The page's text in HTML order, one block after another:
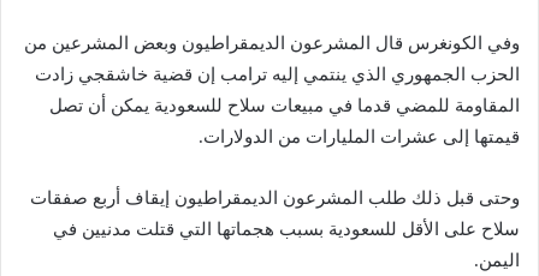
وفي الكونغرس قال المشرعون الديمقراطيون وبعض المشرعين من
الحزب الجمهوري الذي ينتمي إليه ترامب إن قضية خاشقجي زادت
المقاومة للمضي قدما في مبيعات سلاح للسعودية يمكن أن تصل
قيمتها إلى عشرات المليارات من الدولارات.
وحتى قبل ذلك طلب المشرعون الديمقراطيون إيقاف أربع صفقات
سلاح على الأقل للسعودية بسبب هجماتها التي قتلت مدنيين في
اليمن.